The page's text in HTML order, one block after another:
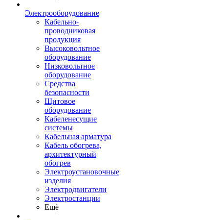
Электрооборудование
Кабельно-
проводниковая
продукция
Высоковольтное
оборудование
Низковольтное
оборудование
Средства
безопасности
Щитовое
оборудование
Кабеленесущие
системы
Кабельная арматура
Кабель обогрева,
архитектурный
обогрев
Электроустановочные
изделия
Электродвигатели
Электростанции
Ещё